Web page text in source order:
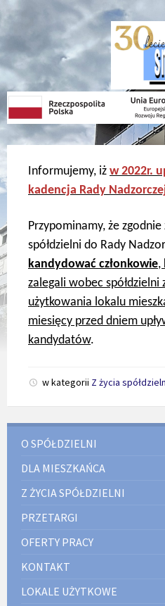
Skip
to
Skip
to
Skip
to
Skip
to
Informujemy, iż w 2022r.
kadencja Rady
Przypominamy, że
spółdzielni do Rady
kandydować członkowie,
zalegali wobec spółdzielni
użytkowania lokalu
miesięcy przed dniem
kandydatów.
w kategorii Z życia
O SPÓŁDZIELNI
DLA MIESZKAŃCA
Z ŻYCIA SPÓŁDZIELNI
PRZETARGI
OFERTY PRACY
KONTAKT
LOKALE UŻYTKOWE